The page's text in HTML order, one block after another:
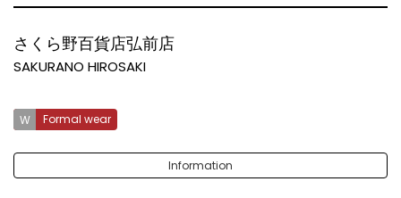
さくら野百貨店弘前店
SAKURANO HIROSAKI
Formal wear
Information